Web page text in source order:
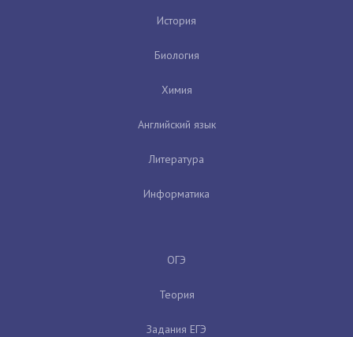
История
Биология
Химия
Английский язык
Литература
Информатика
ОГЭ
Теория
Задания ЕГЭ